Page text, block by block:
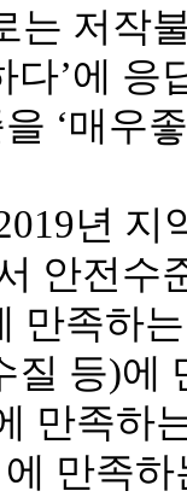
는 저작
다’에
‘매우
년
안전수
만족하
질 등)에
만족하
만족